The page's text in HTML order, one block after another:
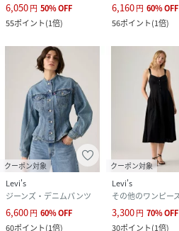
6,050円 50%OFF
55ポイント(1倍)
6,160円 60%OFF
56ポイント(1倍)
クーポン対象
Levi's
ジーンズ・デニムパンツ
6,600円 60%OFF
60ポイント(1倍)
クーポン対象
Levi's
3,300円 70%OFF
30ポイント(1倍)